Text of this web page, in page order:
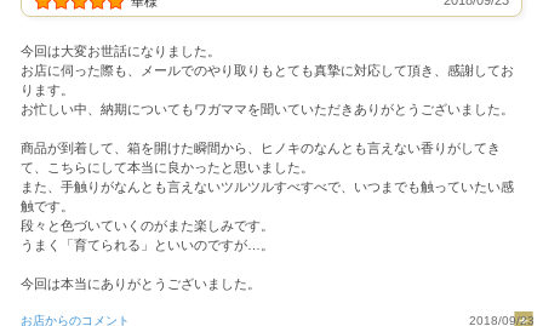
今回は大変お世話になりました。
お店に伺った際も、メールでのやり取りもとても真摯に対応して頂き、感謝してお
ります。
お忙しい中、納期についてもワガママを聞いていただきありがとうございました。
商品が到着して、箱を開けた瞬間から、ヒノキのなんとも言えない香りがしてき
て、こちらにして本当に良かったと思いました。
また、手触りがなんとも言えないツルツルすべすべで、いつまでも触っていたい感
触です。
段々と色づいていくのがまた楽しみです。
うまく「育てられる」といいのですが…。
今回は本当にありがとうございました。
お店からのコメント 2018/09/23